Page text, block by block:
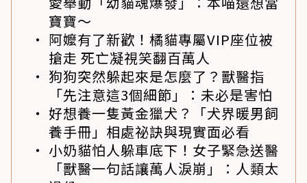
寶寶～
阿嬤有了新歡！橘貓專屬VIP座位被
搶走 死亡凝視笑翻百萬人
狗狗突然躲起來是怎麼了？獸醫指
「先注意這3個細節」：未必是害怕
好想養一隻黃金獵犬？「犬界暖男飼
養手冊」相處祕訣與現實面必看
小奶貓怕人躲車底下！女子緊急送醫
「獸醫一句話讓萬人淚崩」：人類太